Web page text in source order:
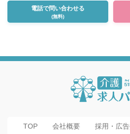
電話で問い合わせる
(無料)
TOP 会社概要 採用・広